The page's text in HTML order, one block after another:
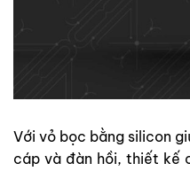
Với vỏ bọc bằng silicon
cáp và đàn hồi, thiết kế